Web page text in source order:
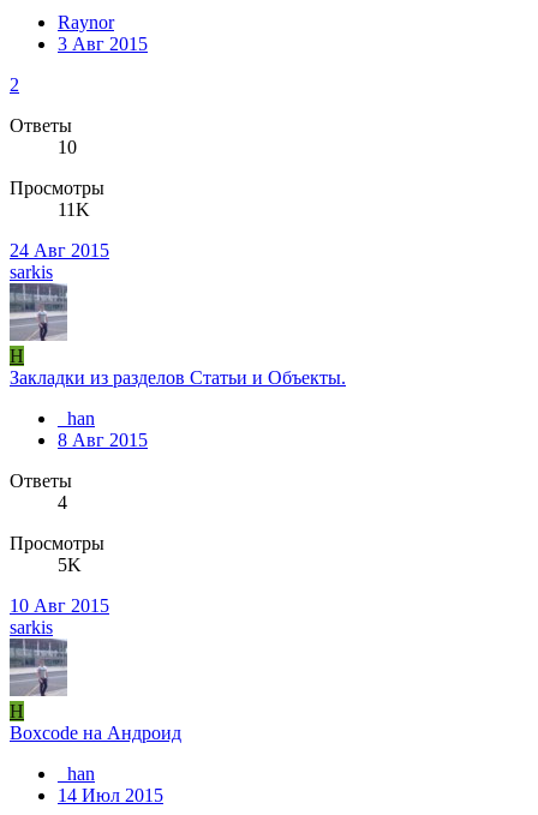
Raynor
3 Авг 2015
2
Ответы
10
Просмотры
11K
24 Авг 2015
sarkis
H
Закладки из разделов Статьи и Объекты.
_han
8 Авг 2015
Ответы
4
Просмотры
5K
10 Авг 2015
sarkis
H
Boxcode на Андроид
_han
14 Июл 2015